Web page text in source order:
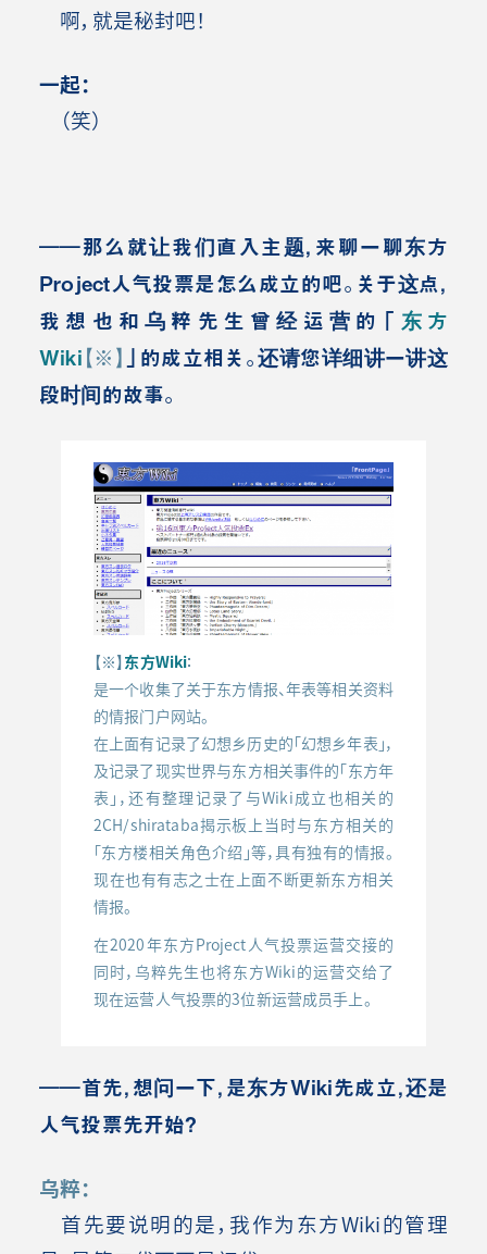
啊，就是秘封吧！
一起：
（笑）
――那么就让我们直入主题，来聊一聊东方
Project人气投票是怎么成立的吧。关于这点，
我想也和乌粹先生曾经运营的「 东方
Wiki【※】 」的成立相关。还请您详细讲一讲这
段时间的故事。
【※】东方Wiki：
是一个收集了关于东方情报、年表等相关资料
的情报门户网站。
在上面有记录了幻想乡历史的「幻想乡年表」，
及记录了现实世界与东方相关事件的「东方年
表」，还有整理记录了与Wiki成立也相关的
2CH/shirataba揭示板上当时与东方相关的
「东方楼相关角色介绍」等，具有独有的情报。
现在也有有志之士在上面不断更新东方相关
情报。
在2020年东方Project人气投票运营交接的
同时，乌粹先生也将东方Wiki的运营交给了
现在运营人气投票的3位新运营成员手上。
――首先，想问一下，是东方Wiki先成立，还是
人气投票先开始？
乌粹：
首先要说明的是，我作为东方Wiki的管理